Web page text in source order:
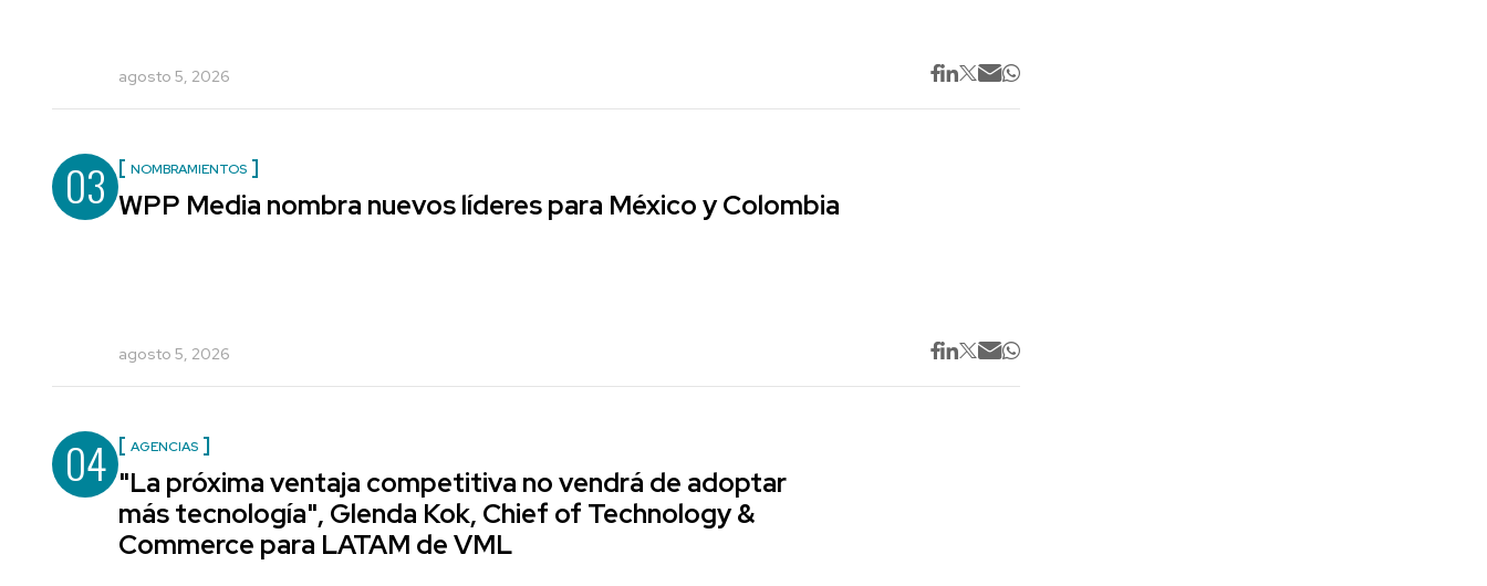
agosto 5, 2026
03 NOMBRAMIENTOS
WPP Media nombra nuevos líderes para México y Colombia
agosto 5, 2026
04 AGENCIAS
"La próxima ventaja competitiva no vendrá de adoptar
más tecnología", Glenda Kok, Chief of Technology &
Commerce para LATAM de VML